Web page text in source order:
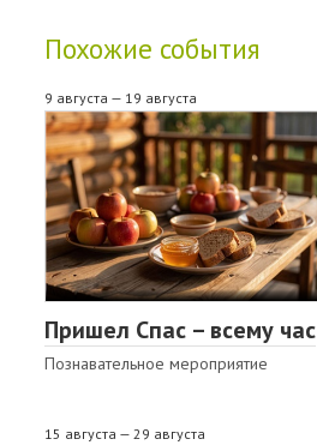
Похожие события
9 августа — 19 августа
Пришел Спас – всему час
Познавательное мероприятие
15 августа — 29 августа